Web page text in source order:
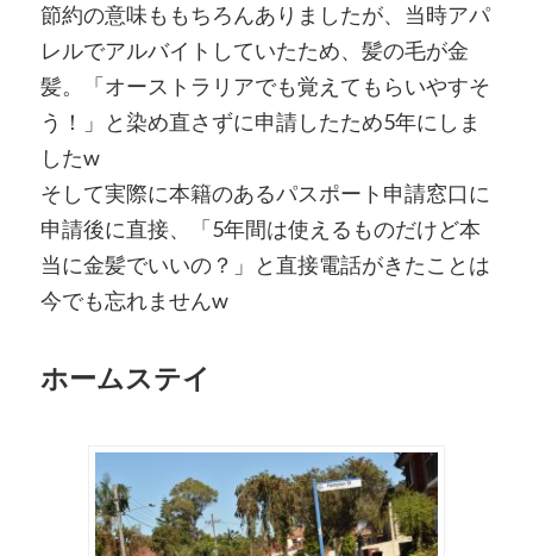
節約の意味ももちろんありましたが、当時アパ
レルでアルバイトしていたため、髪の毛が金
髪。「オーストラリアでも覚えてもらいやすそ
う！」と染め直さずに申請したため5年にしま
したw
そして実際に本籍のあるパスポート申請窓口に
申請後に直接、「5年間は使えるものだけど本
当に金髪でいいの？」と直接電話がきたことは
今でも忘れませんw
ホームステイ